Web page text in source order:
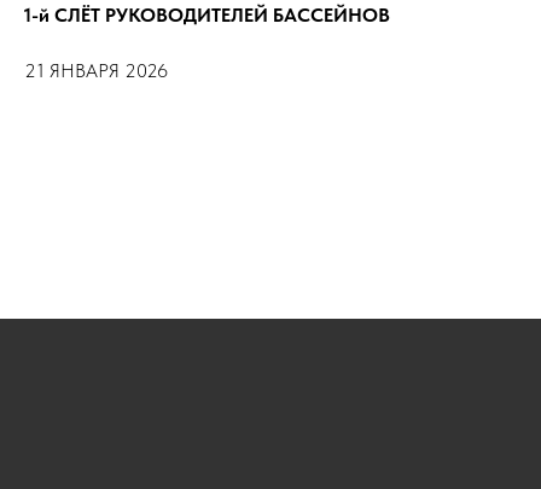
1-й СЛЁТ РУКОВОДИТЕЛЕЙ БАССЕЙНОВ
21 ЯНВАРЯ 2026